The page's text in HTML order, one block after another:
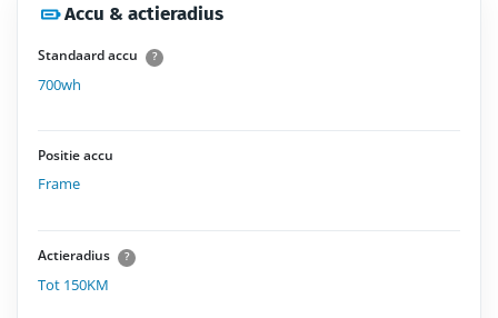
Accu & actieradius
Standaard accu ?
700wh
Positie accu
Frame
Actieradius ?
Tot 150KM